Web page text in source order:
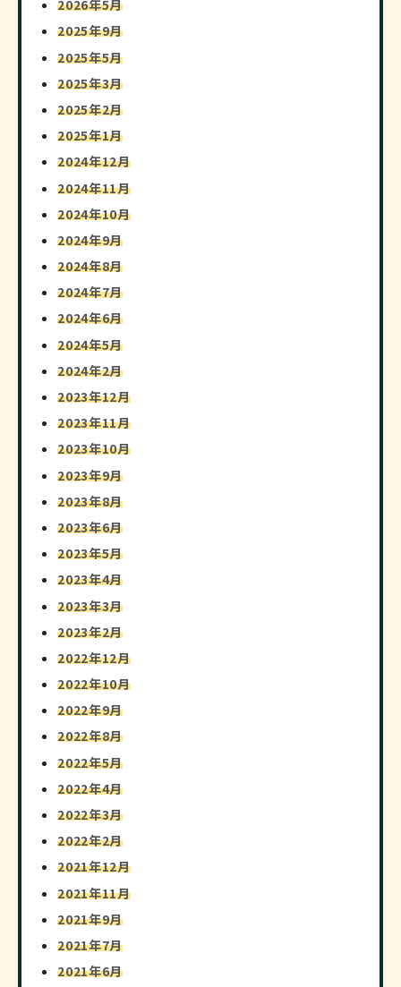
2026年5月
2025年9月
2025年5月
2025年3月
2025年2月
2025年1月
2024年12月
2024年11月
2024年10月
2024年9月
2024年8月
2024年7月
2024年6月
2024年5月
2024年2月
2023年12月
2023年11月
2023年10月
2023年9月
2023年8月
2023年6月
2023年5月
2023年4月
2023年3月
2023年2月
2022年12月
2022年10月
2022年9月
2022年8月
2022年5月
2022年4月
2022年3月
2022年2月
2021年12月
2021年11月
2021年9月
2021年7月
2021年6月